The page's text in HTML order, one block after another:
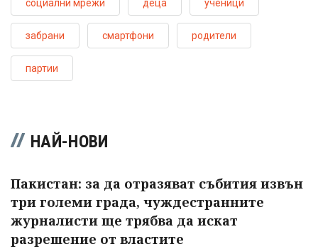
социални мрежи деца ученици
забрани смартфони родители
партии
НАЙ-НОВИ
Пакистан: за да отразяват събития извън
три големи града, чуждестранните
журналисти ще трябва да искат
разрешение от властите